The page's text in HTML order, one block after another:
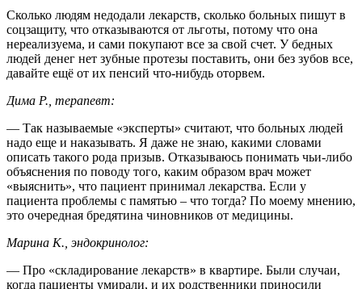
Сколько людям недодали лекарств, сколько больных пишут в
соцзащиту, что отказываются от льготы, потому что она
нереализуема, и сами покупают все за свой счет. У бедных
людей денег нет зубные протезы поставить, они без зубов все,
давайте ещё от их пенсий что-нибудь оторвем.
Дима Р., терапевт:
— Так называемые «эксперты» считают, что больных людей
надо еще и наказывать. Я даже не знаю, какими словами
описать такого рода призыв. Отказываюсь понимать чьи-либо
объяснения по поводу того, каким образом врач может
«выяснить», что пациент принимал лекарства. Если у
пациента проблемы с памятью – что тогда? По моему мнению,
это очередная бредятина чиновников от медицины.
Марина К., эндокринолог:
— Про «складирование лекарств» в квартире. Были случаи,
когда пациенты умирали, и их родственники приносили